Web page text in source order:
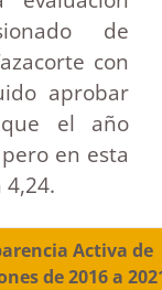
de
con
aprobar
el año
en esta
Activa de
de 2016 a